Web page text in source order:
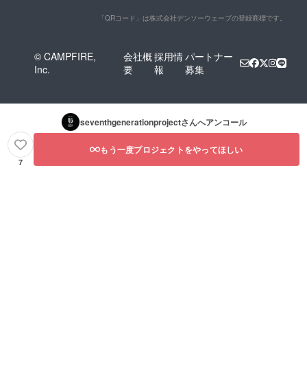
「QRコード」は株式会社デンソーウェーブの登録商標です。
© CAMPFIRE,
Inc.
会社概
要
採用情
報
パートナー
募集
seventhgenerationprojectさんへアンコール
7
もう一度プロジェクトをやってほしい